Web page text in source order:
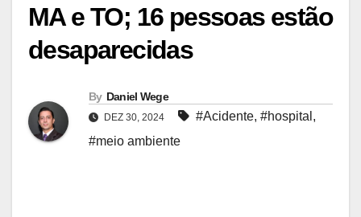
MA e TO; 16 pessoas estão
desaparecidas
By Daniel Wege
DEZ 30, 2024 #Acidente, #hospital ,
#meio ambiente